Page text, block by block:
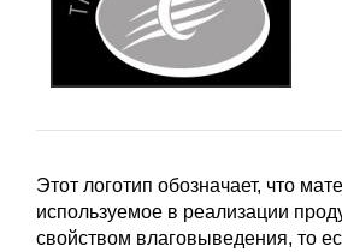
Этот логотип обозначает, что
используемое в реализации
свойством влаговыведения, то